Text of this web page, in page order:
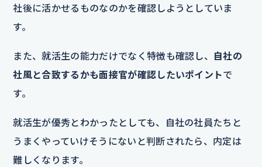
社後に活かせるものなのかを確認しようとしていま
す。
また、就活生の能力だけでなく特徴も確認し、 自社の
社風と合致するかも面接官が確認したいポイントで
す。
就活生が優秀とわかったとしても、自社の社員たちと
うまくやっていけそうにないと判断されたら、内定は
難しくなります。